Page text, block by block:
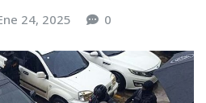
24, 2025 0